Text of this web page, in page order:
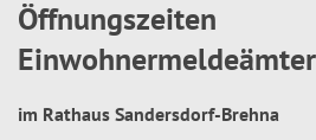
Öffnungszeiten
Einwohnermeldeämter
im Rathaus Sandersdorf-Brehna